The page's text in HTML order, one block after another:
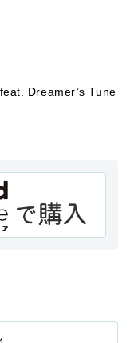
Dreamer’s Tune